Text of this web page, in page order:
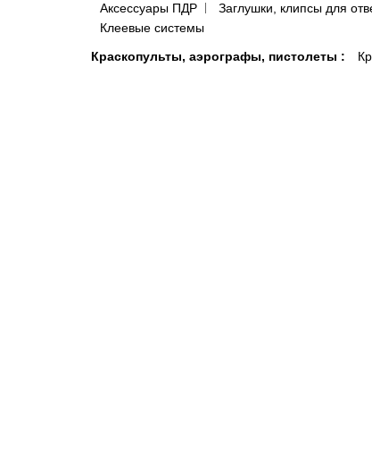
Аксессуары ПДР
Заглушки, клипсы для
Клеевые системы
Краскопульты, аэрографы, пистолеты :